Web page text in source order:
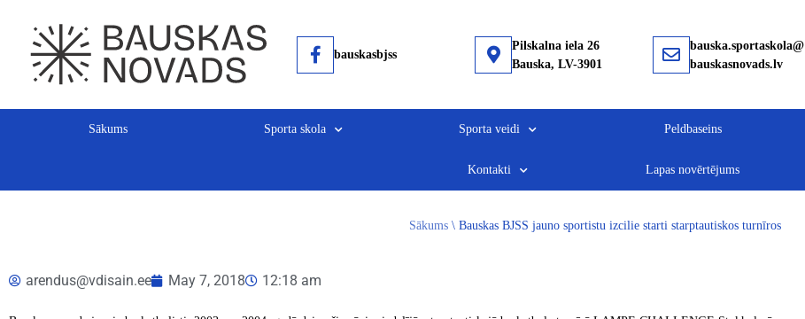
bauskasbjss
Pilskalna iela 26
Bauska, LV-3901
bauska.sportaskola@
bauskasnovads.lv
Sākums Sporta skola Sporta veidi Peldbaseins
Kontakti Lapas novērtējums
Sākums \ Bauskas BJSS jauno sportistu izcilie starti starptautiskos turnīros
arendus@vdisain.ee May 7, 2018 12:18 am